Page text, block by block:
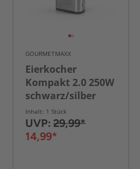
GOURMETMAXX
Eierkocher
Kompakt 2.0 250W
schwarz/silber
Inhalt: 1 Stück
UVP: 29,99*
14,99*